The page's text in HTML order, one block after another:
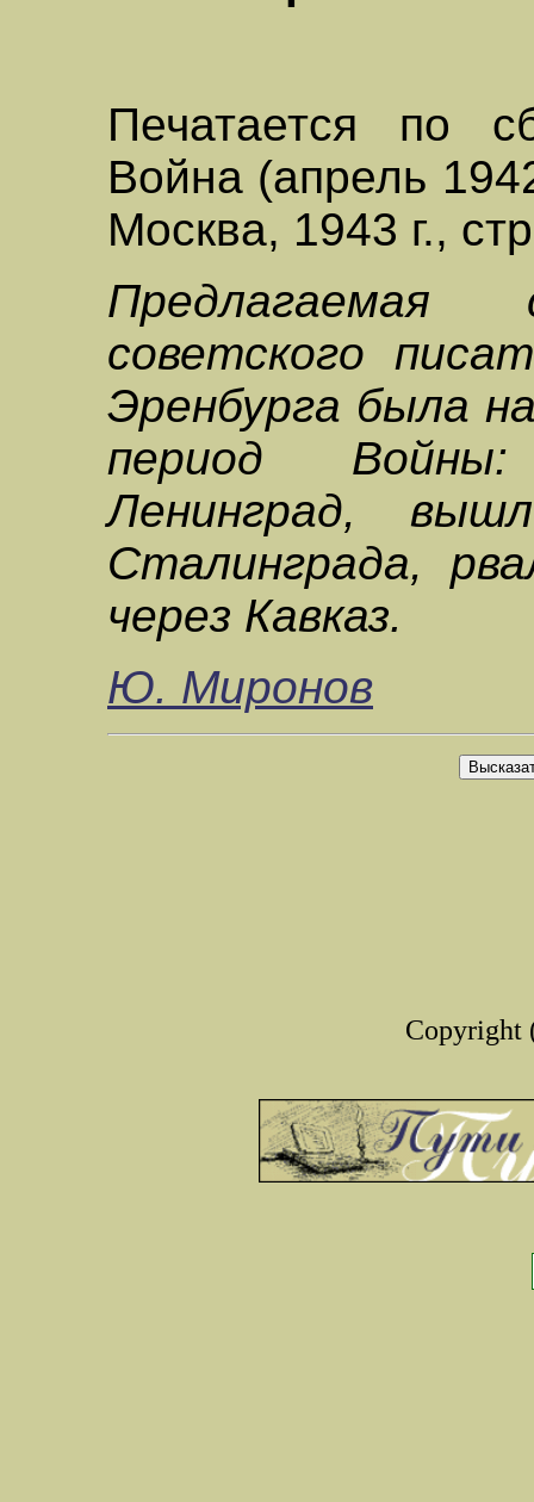
Печатается по
Война (апрель
Москва, 1943 г.,
Предлагаемая
советского
Эренбурга была
период
Ленинград,
Сталинграда,
через Кавказ.
Ю. Миронов
Copyright